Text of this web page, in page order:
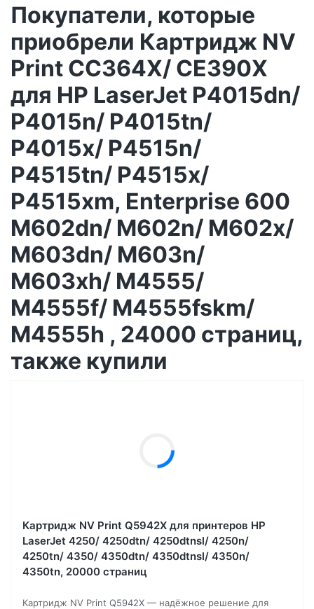
Покупатели, которые
приобрели Картридж NV
Print CC364X/ СE390Х
для HP LaserJet P4015dn/
P4015n/ P4015tn/
P4015x/ P4515n/
P4515tn/ P4515x/
P4515xm, Enterprise 600
M602dn/ M602n/ M602x/
M603dn/ M603n/
M603xh/ M4555/
M4555f/ M4555fskm/
M4555h , 24000 страниц,
также купили
Картридж NV Print Q5942X для принтеров HP
LaserJet 4250/ 4250dtn/ 4250dtnsl/ 4250n/
4250tn/ 4350/ 4350dtn/ 4350dtnsl/ 4350n/
4350tn, 20000 страниц
Картридж NV Print Q5942X — надёжное решение для